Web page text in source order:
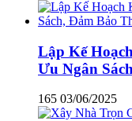
Lập Kế
Ưu Ngân
165 03/06/2025